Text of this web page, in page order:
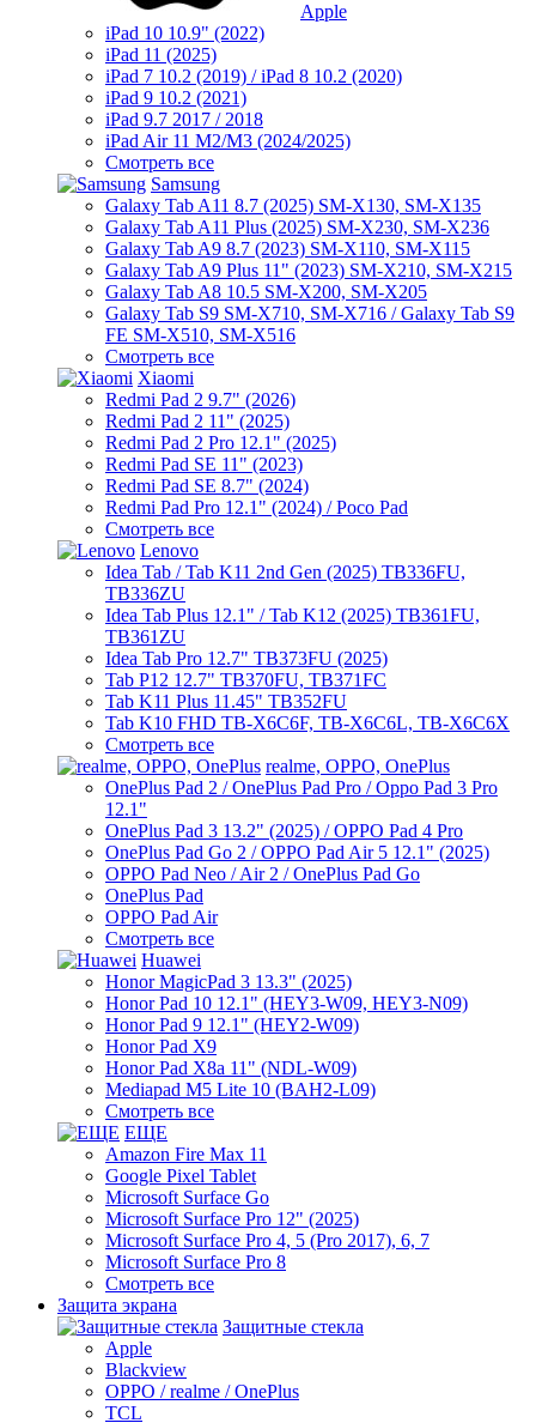
Apple
iPad 10 10.9" (2022)
iPad 11 (2025)
iPad 7 10.2 (2019) / iPad 8 10.2 (2020)
iPad 9 10.2 (2021)
iPad 9.7 2017 / 2018
iPad Air 11 M2/M3 (2024/2025)
Смотреть все
Samsung
Galaxy Tab A11 8.7 (2025) SM-X130, SM-X135
Galaxy Tab A11 Plus (2025) SM-X230, SM-X236
Galaxy Tab A9 8.7 (2023) SM-X110, SM-X115
Galaxy Tab A9 Plus 11" (2023) SM-X210, SM-X215
Galaxy Tab A8 10.5 SM-X200, SM-X205
Galaxy Tab S9 SM-X710, SM-X716 / Galaxy Tab S9
FE SM-X510, SM-X516
Смотреть все
Xiaomi
Redmi Pad 2 9.7" (2026)
Redmi Pad 2 11" (2025)
Redmi Pad 2 Pro 12.1" (2025)
Redmi Pad SE 11" (2023)
Redmi Pad SE 8.7" (2024)
Redmi Pad Pro 12.1" (2024) / Poco Pad
Смотреть все
Lenovo
Idea Tab / Tab K11 2nd Gen (2025) TB336FU,
TB336ZU
Idea Tab Plus 12.1" / Tab K12 (2025) TB361FU,
TB361ZU
Idea Tab Pro 12.7" TB373FU (2025)
Tab P12 12.7" TB370FU, TB371FC
Tab K11 Plus 11.45" TB352FU
Tab K10 FHD TB-X6C6F, TB-X6C6L, TB-X6C6X
Смотреть все
realme, OPPO, OnePlus
OnePlus Pad 2 / OnePlus Pad Pro / Oppo Pad 3 Pro
12.1"
OnePlus Pad 3 13.2" (2025) / OPPO Pad 4 Pro
OnePlus Pad Go 2 / OPPO Pad Air 5 12.1" (2025)
OPPO Pad Neo / Air 2 / OnePlus Pad Go
OnePlus Pad
OPPO Pad Air
Смотреть все
Huawei
Honor MagicPad 3 13.3" (2025)
Honor Pad 10 12.1" (HEY3-W09, HEY3-N09)
Honor Pad 9 12.1" (HEY2-W09)
Honor Pad X9
Honor Pad X8a 11" (NDL-W09)
Mediapad M5 Lite 10 (BAH2-L09)
Смотреть все
ЕЩЕ
Amazon Fire Max 11
Google Pixel Tablet
Microsoft Surface Go
Microsoft Surface Pro 12" (2025)
Microsoft Surface Pro 4, 5 (Pro 2017), 6, 7
Microsoft Surface Pro 8
Смотреть все
Защита экрана
Защитные стекла
Apple
Blackview
OPPO / realme / OnePlus
TCL